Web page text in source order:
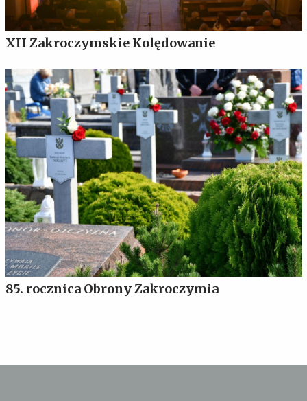
XII Zakroczymskie Kolędowanie
85. rocznica Obrony Zakroczymia